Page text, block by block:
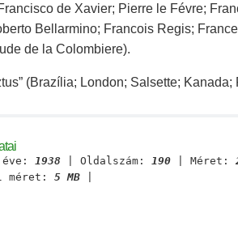
de Xavier; Pierre le Févre;
Bellarmino; Francois Regis;
de la Colombiere).
(Brazília; London; Salsette;
éve: 1938 | Oldalszám: 190 | Méret:
5 MB